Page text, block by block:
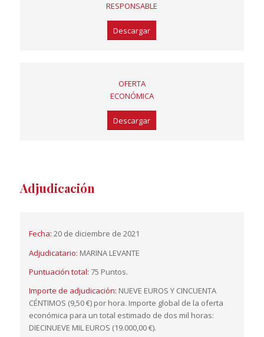
RESPONSABLE
Descargar
OFERTA
ECONÓMICA
Descargar
Adjudicación
Fecha: 20 de diciembre de 2021
Adjudicatario: MARINA LEVANTE
Puntuación total: 75 Puntos.
Importe de adjudicación: NUEVE EUROS Y CINCUENTA
CÉNTIMOS (9,50 €) por hora. Importe global de la oferta
económica para un total estimado de dos mil horas:
DIECINUEVE MIL EUROS (19.000,00 €).